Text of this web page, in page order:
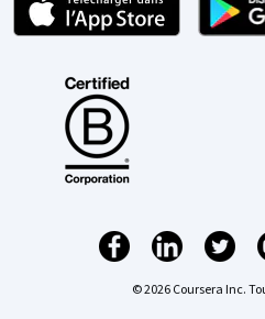
© 2026 Coursera Inc.